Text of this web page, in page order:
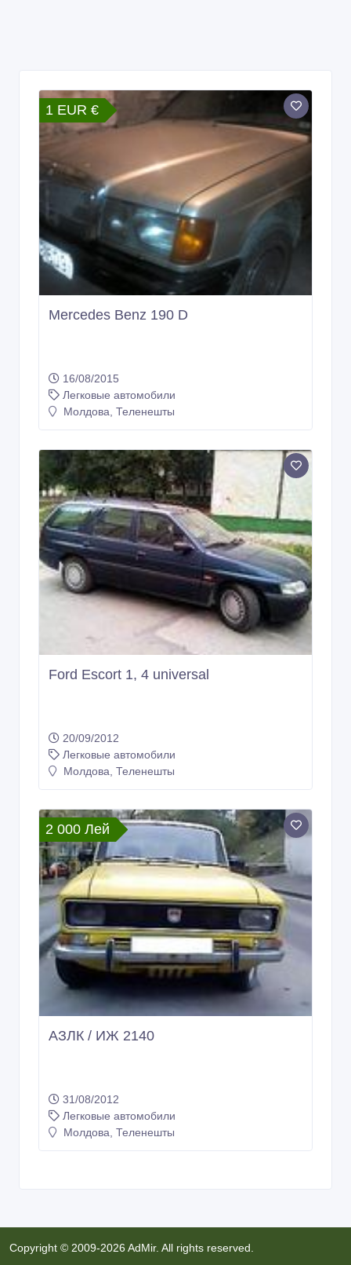
1 EUR €
Mercedes Benz 190 D
16/08/2015
Легковые автомобили
Молдова, Теленешты
Ford Escort 1, 4 universal
20/09/2012
Легковые автомобили
Молдова, Теленешты
2 000 Лей
АЗЛК / ИЖ 2140
31/08/2012
Легковые автомобили
Молдова, Теленешты
Copyright © 2009-2026 AdMir. All rights reserved.